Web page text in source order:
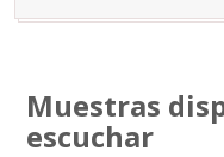
Muestras
escuchar